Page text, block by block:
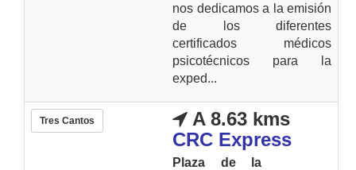
nos dedicamos a la emisión
de los diferentes
certificados médicos
psicotécnicos para la
exped...
Tres Cantos
A 8.63 kms
CRC Express
Plaza de la